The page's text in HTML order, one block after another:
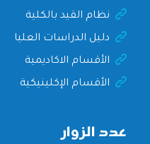
نظام القيد بالكلية
دليل الدراسات العليا
الأقسام الاكاديمية
الأقسام الإكلينيكية
عدد الزوار